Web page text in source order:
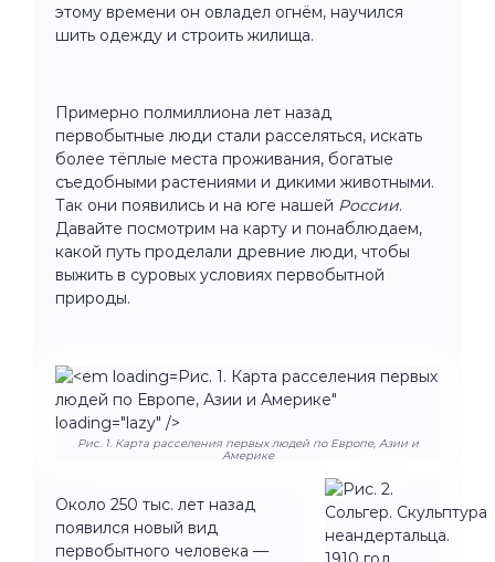
этому времени он овладел огнём, научился
шить одежду и строить жилища.
Примерно полмиллиона лет назад
первобытные люди стали расселяться, искать
более тёплые места проживания, богатые
съедобными растениями и дикими животными.
Так они появились и на юге нашей России.
Давайте посмотрим на карту и понаблюдаем,
какой путь проделали древние люди, чтобы
выжить в суровых условиях первобытной
природы.
Рис. 1. Карта расселения первых
людей по Европе, Азии и Америке"
loading="lazy" />
Рис. 1. Карта расселения первых людей по Европе, Азии и
Америке
Около 250 тыс. лет назад
появился новый вид
первобытного человека —